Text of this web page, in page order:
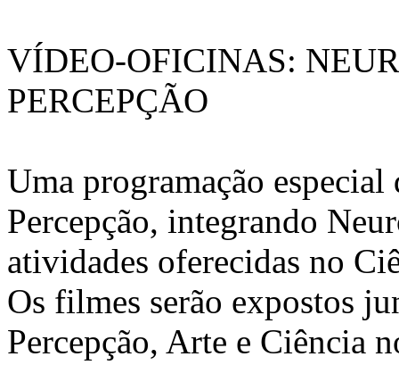
VÍDEO-OFICINAS:
PERCEPÇÃO
Uma programação
Percepção, integrando
atividades oferecidas no
Os filmes serão expostos
Percepção, Arte e Ciência